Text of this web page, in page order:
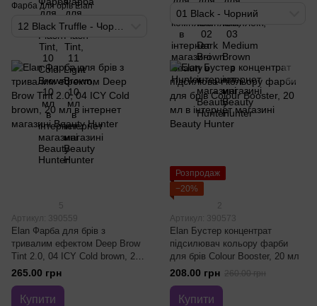
Фарба для брів Elan
01 Black - Чорний
5
Артикул: 390559
Elan Фарба для брів з
тривалим ефектом Deep Brow
Tint 2.0, 04 ICY Cold brown, 20
мл
265.00 грн
Купити
Розпродаж
−20%
2
Артикул: 390573
Elan Бустер концентрат
підсилювач кольору фарби
для брів Colour Booster, 20 мл
208.00 грн 260.00 грн
Купити